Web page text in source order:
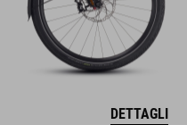
DETTAGLI